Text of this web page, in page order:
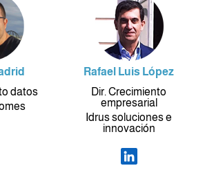
datos
Rafael Luis López
Dir. Crecimiento
empresarial
Idrus soluciones e
innovación